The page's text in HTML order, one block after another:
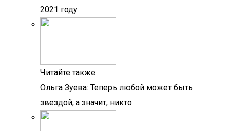
2021 году
Читайте также:
Ольга Зуева: Теперь любой может быть
звездой, а значит, никто